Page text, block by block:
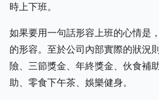
時上下班。
如果要用一句話形容上班的心情是
的形容。至於公司內部實際的狀況
險、三節獎金、年終獎金、伙食補
助、零食下午茶、娛樂健身。